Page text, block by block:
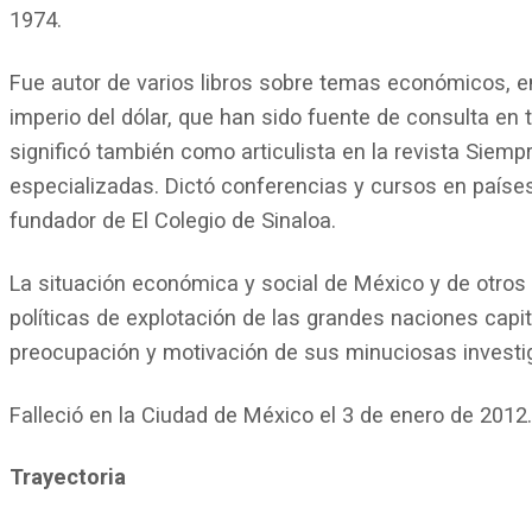
1974.
Fue autor de varios libros sobre temas económicos,
imperio del dólar, que han sido fuente de consulta
significó también como articulista en la revista
especializadas. Dictó conferencias y cursos en
fundador de El Colegio de Sinaloa.
La situación económica y social de México y de
políticas de explotación de las grandes naciones
preocupación y motivación de sus minuciosas
Falleció en la Ciudad de México el 3 de enero de 2012.
Trayectoria